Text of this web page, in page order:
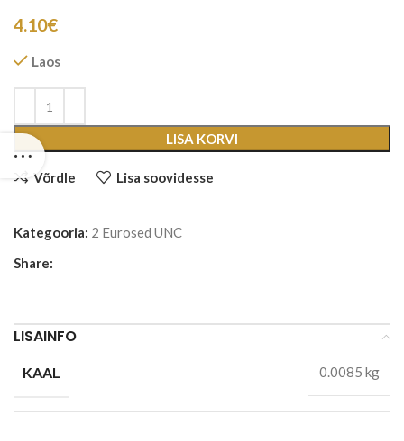
4.10€
Laos
LISA KORVI
Võrdle Lisa soovidesse
Kategooria: 2 Eurosed UNC
Share:
LISAINFO
KAAL 0.0085 kg